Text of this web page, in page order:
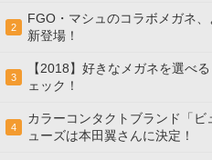
2
FGO・マシュのコラボメガネ
新登場！
3
【2018】好きなメガネを選べ
ェック！
4
カラーコンタクトブランド「ビ
ューズは本田翼さんに決定！